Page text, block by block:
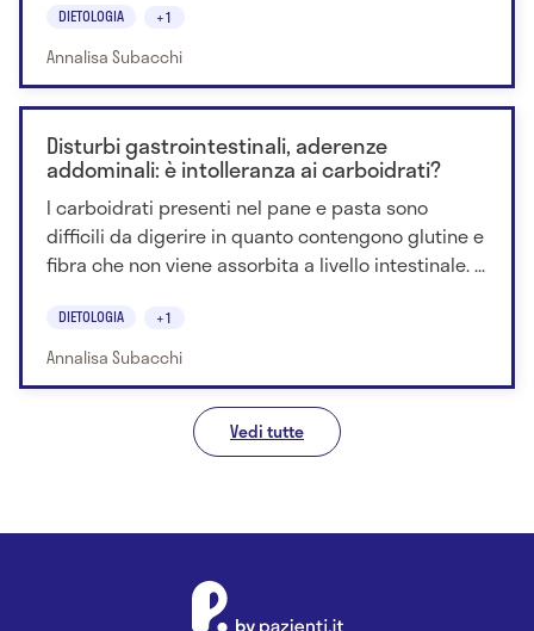
DIETOLOGIA +1
Annalisa Subacchi
Disturbi gastrointestinali, aderenze
addominali: è intolleranza ai carboidrati?
I carboidrati presenti nel pane e pasta sono
difficili da digerire in quanto contengono glutine e
fibra che non viene assorbita a livello intestinale. ...
DIETOLOGIA +1
Annalisa Subacchi
Vedi tutte